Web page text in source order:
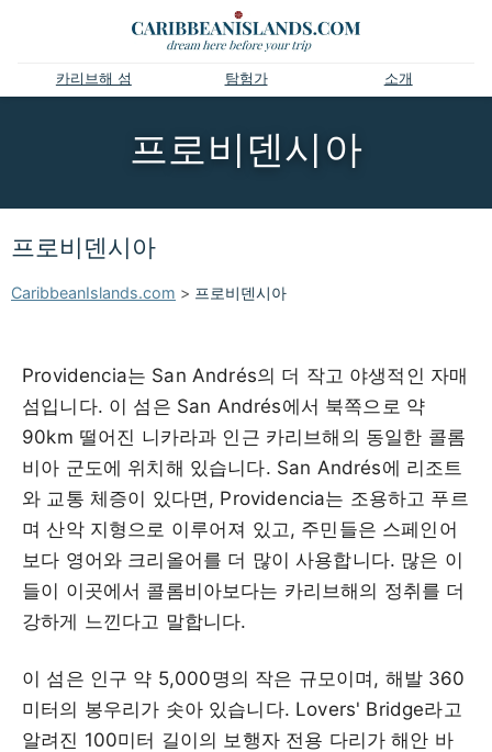
카리브해 섬 탐험가 소개
프로비덴시아
프로비덴시아
CaribbeanIslands.com > 프로비덴시아
Providencia는 San Andrés의 더 작고 야생적인 자매
섬입니다. 이 섬은 San Andrés에서 북쪽으로 약
90km 떨어진 니카라과 인근 카리브해의 동일한 콜롬
비아 군도에 위치해 있습니다. San Andrés에 리조트
와 교통 체증이 있다면, Providencia는 조용하고 푸르
며 산악 지형으로 이루어져 있고, 주민들은 스페인어
보다 영어와 크리올어를 더 많이 사용합니다. 많은 이
들이 이곳에서 콜롬비아보다는 카리브해의 정취를 더
강하게 느낀다고 말합니다.
이 섬은 인구 약 5,000명의 작은 규모이며, 해발 360
미터의 봉우리가 솟아 있습니다. Lovers' Bridge라고
알려진 100미터 길이의 보행자 전용 다리가 해안 바